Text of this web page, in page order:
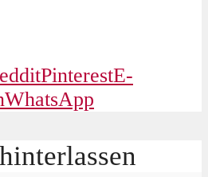
PinterestE-
WhatsApp